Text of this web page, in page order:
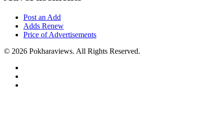
Post an Add
Adds Renew
Price of Advertisements
© 2026 Pokharaviews. All Rights Reserved.